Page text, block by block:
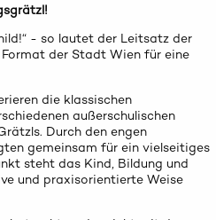
- so lautet der Leitsatz der
Format der Stadt Wien für eine
die klassischen
außerschulischen
Durch den engen
gemeinsam für ein vielseitiges
steht das Kind, Bildung und
und praxisorientierte Weise